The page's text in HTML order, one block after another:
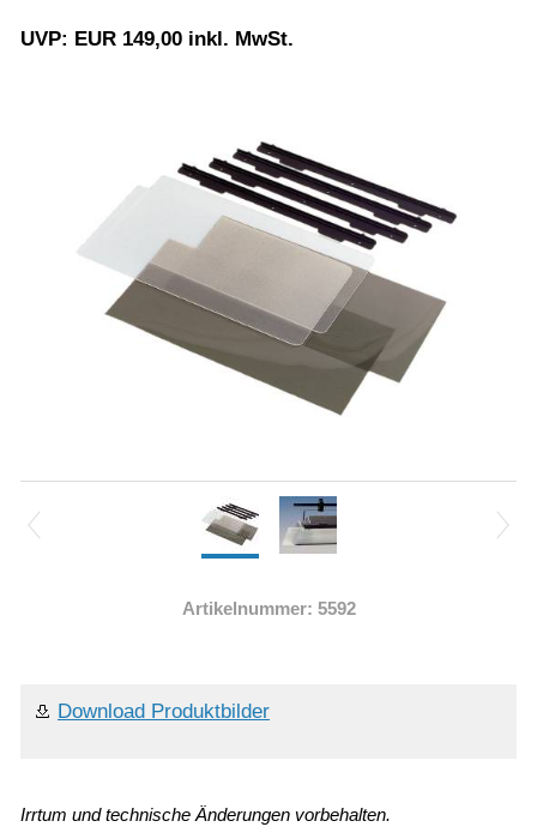
UVP: EUR 149,00 inkl. MwSt.
Artikelnummer: 5592
Download Produktbilder
Irrtum und technische Änderungen vorbehalten.